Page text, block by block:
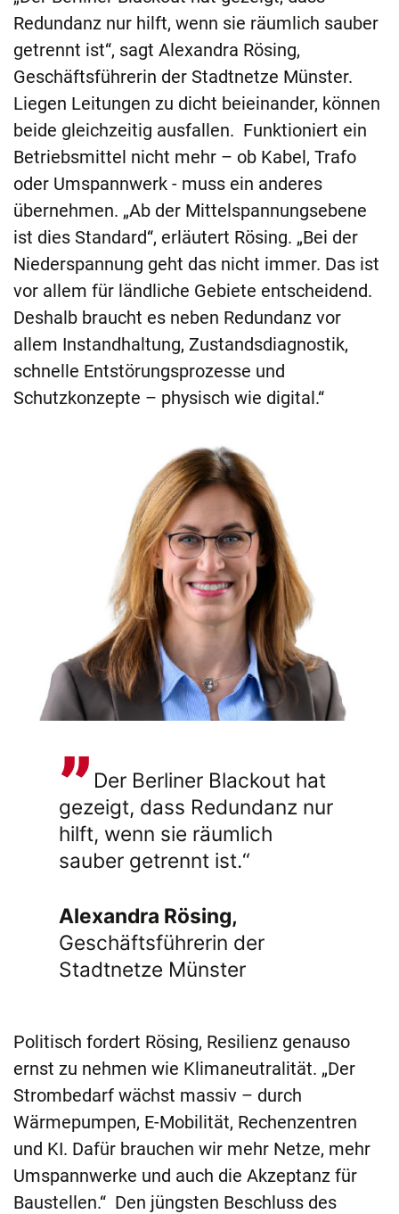
Redundanz nur hilft, wenn sie räumlich sauber
getrennt ist“, sagt Alexandra Rösing,
Geschäftsführerin der Stadtnetze Münster.
Liegen Leitungen zu dicht beieinander, können
beide gleichzeitig ausfallen. Funktioniert ein
Betriebsmittel nicht mehr – ob Kabel, Trafo
oder Umspannwerk - muss ein anderes
übernehmen. „Ab der Mittelspannungsebene
ist dies Standard“, erläutert Rösing. „Bei der
Niederspannung geht das nicht immer. Das ist
vor allem für ländliche Gebiete entscheidend.
Deshalb braucht es neben Redundanz vor
allem Instandhaltung, Zustandsdiagnostik,
schnelle Entstörungsprozesse und
Schutzkonzepte – physisch wie digital.“
Der Berliner Blackout hat
gezeigt, dass Redundanz nur
hilft, wenn sie räumlich
sauber getrennt ist.“
Alexandra Rösing,
Geschäftsführerin der
Stadtnetze Münster
Politisch fordert Rösing, Resilienz genauso
ernst zu nehmen wie Klimaneutralität. „Der
Strombedarf wächst massiv – durch
Wärmepumpen, E-Mobilität, Rechenzentren
und KI. Dafür brauchen wir mehr Netze, mehr
Umspannwerke und auch die Akzeptanz für
Baustellen.“ Den jüngsten Beschluss des